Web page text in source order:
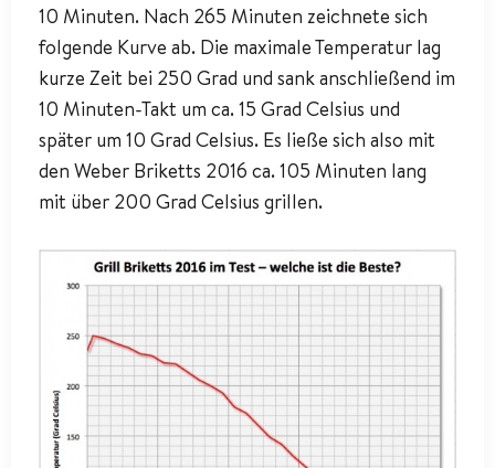
10 Minuten. Nach 265 Minuten zeichnete sich
folgende Kurve ab. Die maximale Temperatur lag
kurze Zeit bei 250 Grad und sank anschließend im
10 Minuten-Takt um ca. 15 Grad Celsius und
später um 10 Grad Celsius. Es ließe sich also mit
den Weber Briketts 2016 ca. 105 Minuten lang
mit über 200 Grad Celsius grillen.